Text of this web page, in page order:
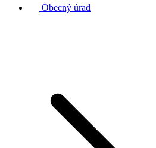
Obecný úrad